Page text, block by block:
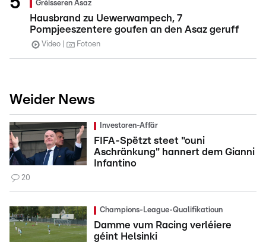
Gréisseren Asaz
Hausbrand zu Uewerwampech, 7
Pompjeeszentere goufen an den Asaz geruff
Video Fotoen
Weider News
Investoren-Affär
FIFA-Spëtzt steet "ouni
Aschränkung" hannert dem Gianni
Infantino
20
Champions-League-Qualifikatioun
Damme vum Racing verléiere
géint Helsinki